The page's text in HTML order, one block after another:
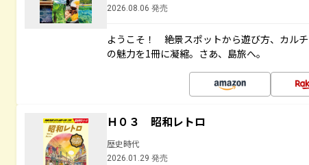
2026.08.06 発売
ようこそ！ 絶景スポットから遊び方、カル
の魅力を1冊に凝縮。さあ、島旅へ。
Ｈ０３ 昭和レトロ
歴史時代
2026.01.29 発売